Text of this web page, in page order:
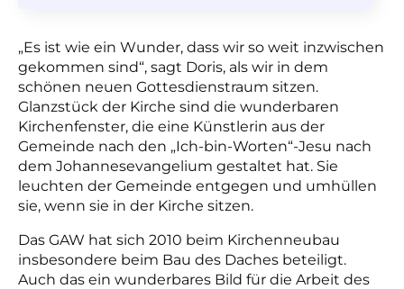
„Es ist wie ein Wunder, dass wir so weit inzwischen
gekommen sind“, sagt Doris, als wir in dem
schönen neuen Gottesdienstraum sitzen.
Glanzstück der Kirche sind die wunderbaren
Kirchenfenster, die eine Künstlerin aus der
Gemeinde nach den „Ich-bin-Worten“-Jesu nach
dem Johannesevangelium gestaltet hat. Sie
leuchten der Gemeinde entgegen und umhüllen
sie, wenn sie in der Kirche sitzen.
Das GAW hat sich 2010 beim Kirchenneubau
insbesondere beim Bau des Daches beteiligt.
Auch das ein wunderbares Bild für die Arbeit des